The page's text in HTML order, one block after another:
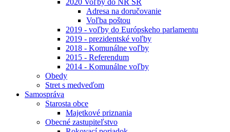
2020 Voľby do NR SR
Adresa na doručovanie
Voľba poštou
2019 - voľby do Európskeho parlamentu
2019 - prezidentské voľby
2018 - Komunálne voľby
2015 - Referendum
2014 - Komunálne voľby
Obedy
Stret s medveďom
Samospráva
Starosta obce
Majetkové priznania
Obecné zastupiteľstvo